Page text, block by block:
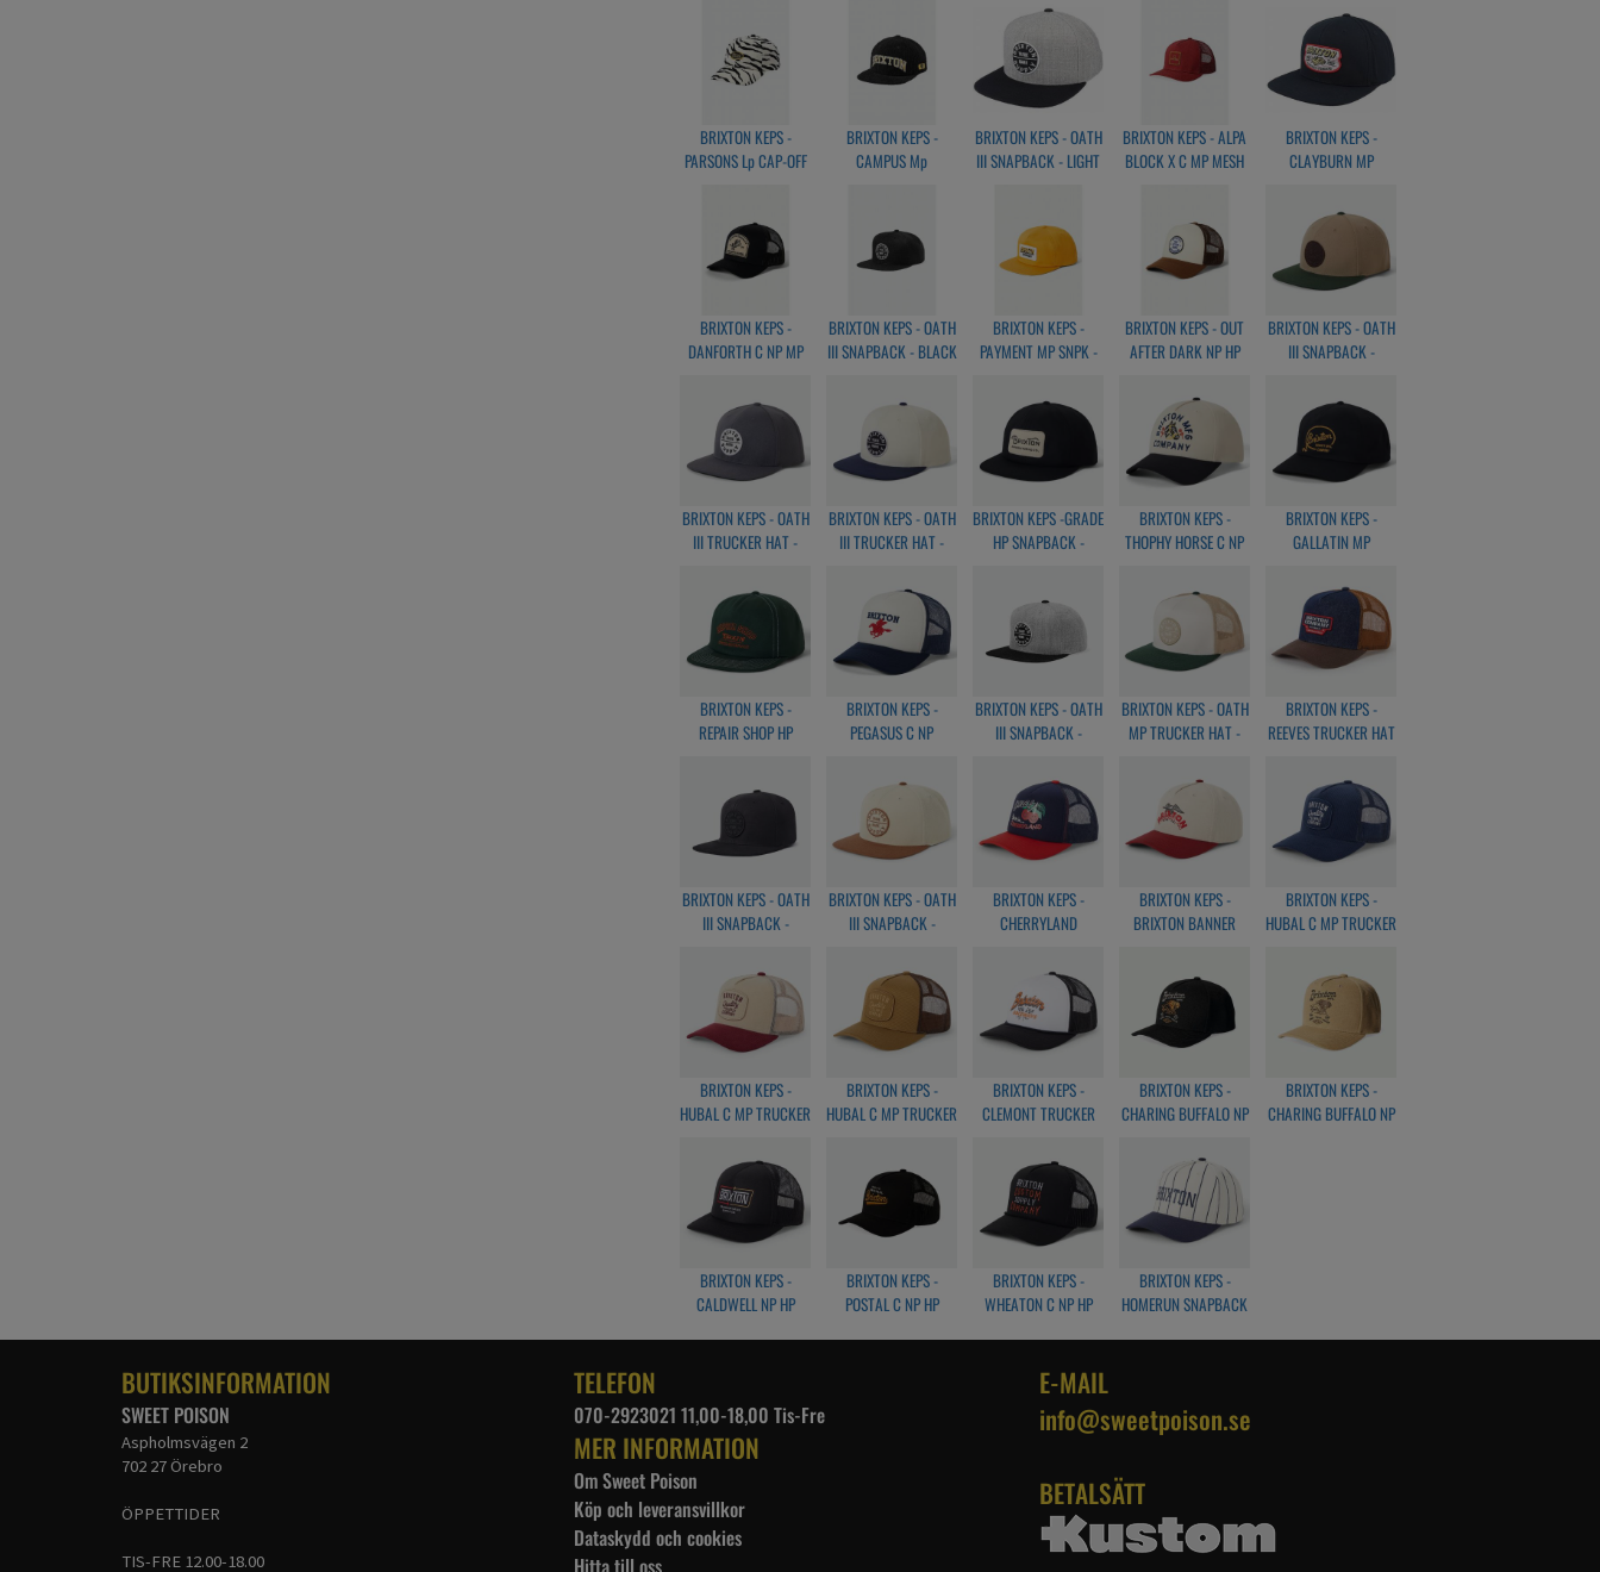
/WHITE
FORREST/OFF WHITE
BRIXTON KEPS -
PARSONS Lp CAP-OFF
BRIXTON KEPS -
CAMPUS Mp
BRIXTON KEPS - OATH
III SNAPBACK - LIGHT
BRIXTON KEPS - ALPA
BLOCK X C MP MESH
BRIXTON KEPS -
CLAYBURN MP
BRIXTON KEPS -
DANFORTH C NP MP
BRIXTON KEPS - OATH
III SNAPBACK - BLACK
BRIXTON KEPS -
PAYMENT MP SNPK -
BRIXTON KEPS - OUT
AFTER DARK NP HP
CONE BROWN/ WHITE
BRIXTON KEPS - OATH
III SNAPBACK -
BRIXTON KEPS - OATH
III TRUCKER HAT -
BRIXTON KEPS - OATH
III TRUCKER HAT -
BRIXTON KEPS -GRADE
HP SNAPBACK -
BRIXTON KEPS -
THOPHY HORSE C NP
BLACK/OFFWHITE
BRIXTON KEPS -
GALLATIN MP
BRIXTON KEPS -
REPAIR SHOP HP
BRIXTON KEPS -
PEGASUS C NP
WHITE/NAVY
BRIXTON KEPS - OATH
III SNAPBACK -
BRIXTON KEPS - OATH
MP TRUCKER HAT -
BRIXTON KEPS -
REEVES TRUCKER HAT
BRIXTON KEPS - OATH
III SNAPBACK -
BRIXTON KEPS - OATH
III SNAPBACK -
BRIXTON KEPS -
CHERRYLAND
WAHSONSED
NAVY/CRIM
BRIXTON KEPS -
BRIXTON BANNER
WHITE/DARK BRICK
BRIXTON KEPS -
HUBAL C MP TRUCKER
NAVY/CORDUROY
BRIXTON KEPS -
HUBAL C MP TRUCKER
NAVY/CORDUROY
BRIXTON KEPS -
HUBAL C MP TRUCKER
BRIXTON KEPS -
CLEMONT TRUCKER
BRIXTON KEPS -
CHARING BUFFALO NP
BLACK
BRIXTON KEPS -
CHARING BUFFALO NP
BRIXTON KEPS -
CALDWELL NP HP
BRIXTON KEPS -
POSTAL C NP HP
BRIXTON KEPS -
WHEATON C NP HP
BRIXTON KEPS -
HOMERUN SNAPBACK
BUTIKSINFORMATION
SWEET POISON
Aspholmsvägen 2
702 27 Örebro
ÖPPETTIDER
TIS-FRE 12.00-18.00
TELEFON
070-2923021 11,00-18,00 Tis-Fre
MER INFORMATION
Om Sweet Poison
Köp och leveransvillkor
Dataskydd och cookies
E-MAIL
info@sweetpoison.se
BETALSÄTT